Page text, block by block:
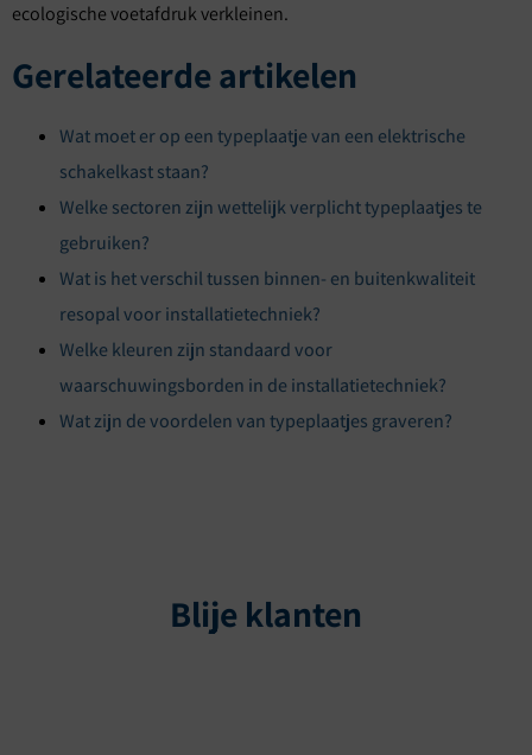
ecologische voetafdruk verkleinen.
Gerelateerde artikelen
Wat moet er op een typeplaatje van een elektrische
schakelkast staan?
Welke sectoren zijn wettelijk verplicht typeplaatjes te
gebruiken?
Wat is het verschil tussen binnen- en buitenkwaliteit
resopal voor installatietechniek?
Welke kleuren zijn standaard voor
waarschuwingsborden in de installatietechniek?
Wat zijn de voordelen van typeplaatjes graveren?
Blije klanten